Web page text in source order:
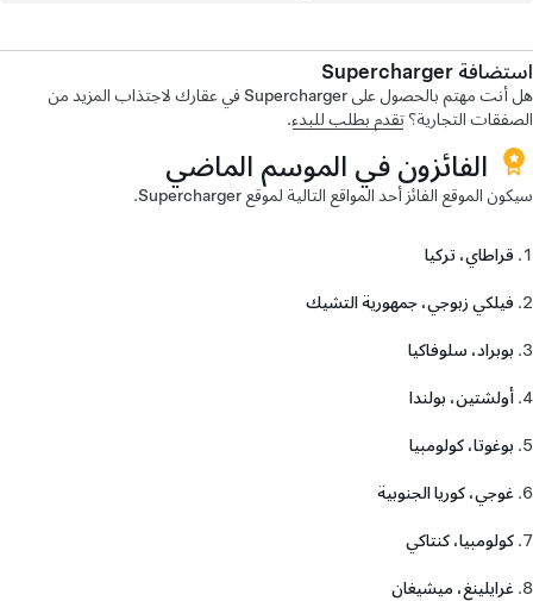
استضافة Supercharger
هل أنت مهتم بالحصول على Supercharger في عقارك لاجتذاب المزيد من
الصفقات التجارية؟ تقدم بطلب للبدء.
الفائزون في الموسم الماضي
سيكون الموقع الفائز أحد المواقع التالية لموقع Supercharger.
قراطاي، تركيا
فيلكي زبوجي، جمهورية التشيك
بوبراد، سلوفاكيا
أولشتين، بولندا
بوغوتا، كولومبيا
غوجي، كوريا الجنوبية
كولومبيا، كنتاكي
غرايلينغ، ميشيغان